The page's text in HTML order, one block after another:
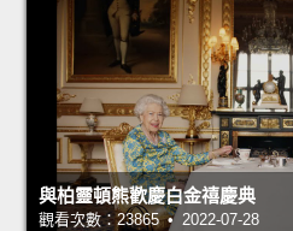
與柏靈頓熊歡慶白金禧慶典
觀看次數：23865 • 2022-07-28